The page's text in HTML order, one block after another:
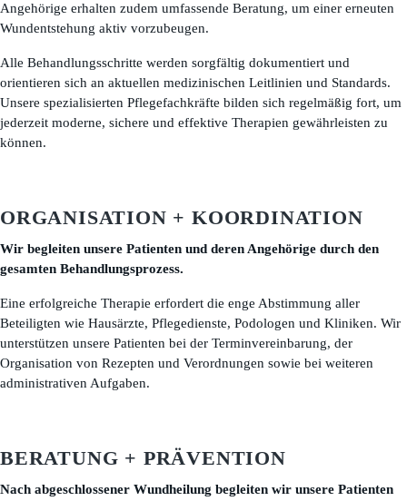
Angehörige erhalten zudem umfassende Beratung, um einer erneuten
Wundentstehung aktiv vorzubeugen.
Alle Behandlungsschritte werden sorgfältig dokumentiert und
orientieren sich an aktuellen medizinischen Leitlinien und Standards.
Unsere spezialisierten Pflegefachkräfte bilden sich regelmäßig fort, um
jederzeit moderne, sichere und effektive Therapien gewährleisten zu
können.
ORGANISATION + KOORDINATION
Wir begleiten unsere Patienten und deren Angehörige durch den
gesamten Behandlungsprozess.
Eine erfolgreiche Therapie erfordert die enge Abstimmung aller
Beteiligten wie Hausärzte, Pflegedienste, Podologen und Kliniken. Wir
unterstützen unsere Patienten bei der Terminvereinbarung, der
Organisation von Rezepten und Verordnungen sowie bei weiteren
administrativen Aufgaben.
BERATUNG + PRÄVENTION
Nach abgeschlossener Wundheilung begleiten wir unsere Patienten